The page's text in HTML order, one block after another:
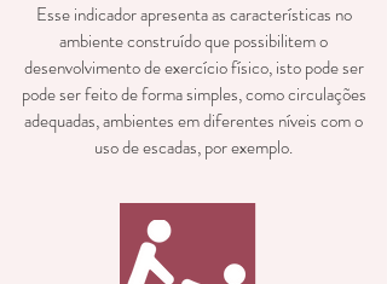
Esse indicador apresenta as características no
ambiente construído que possibilitem o
desenvolvimento de exercício físico, isto pode ser
pode ser feito de forma simples, como circulações
adequadas, ambientes em diferentes níveis com o
uso de escadas, por exemplo.